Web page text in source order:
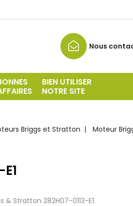
Nous
BIEN UTILISER
NOTRE SITE
Briggs et Stratton
Moteur
Stratton 282H07-0113-E1.